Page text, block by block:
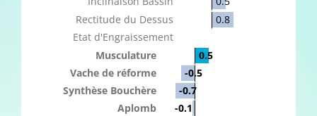
Rectitude du Dessus
0.8
Etat d'Engraissement
Musculature
0.5
Vache de réforme
-0.5
Synthèse Bouchère
-0.7
Aplomb
-0.1